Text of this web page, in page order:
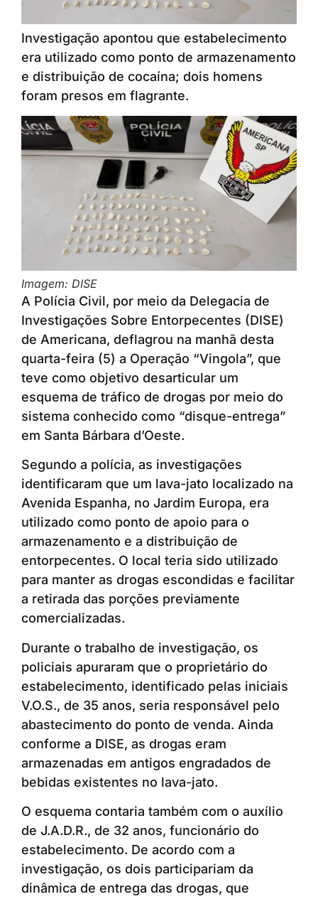
Investigação apontou que estabelecimento
era utilizado como ponto de armazenamento
e distribuição de cocaína; dois homens
foram presos em flagrante.
Imagem: DISE
A Polícia Civil, por meio da Delegacia de
Investigações Sobre Entorpecentes (DISE)
de Americana, deflagrou na manhã desta
quarta-feira (5) a Operação “Vingola”, que
teve como objetivo desarticular um
esquema de tráfico de drogas por meio do
sistema conhecido como “disque-entrega”
em Santa Bárbara d’Oeste.
Segundo a polícia, as investigações
identificaram que um lava-jato localizado na
Avenida Espanha, no Jardim Europa, era
utilizado como ponto de apoio para o
armazenamento e a distribuição de
entorpecentes. O local teria sido utilizado
para manter as drogas escondidas e facilitar
a retirada das porções previamente
comercializadas.
Durante o trabalho de investigação, os
policiais apuraram que o proprietário do
estabelecimento, identificado pelas iniciais
V.O.S., de 35 anos, seria responsável pelo
abastecimento do ponto de venda. Ainda
conforme a DISE, as drogas eram
armazenadas em antigos engradados de
bebidas existentes no lava-jato.
O esquema contaria também com o auxílio
de J.A.D.R., de 32 anos, funcionário do
estabelecimento. De acordo com a
investigação, os dois participariam da
dinâmica de entrega das drogas, que